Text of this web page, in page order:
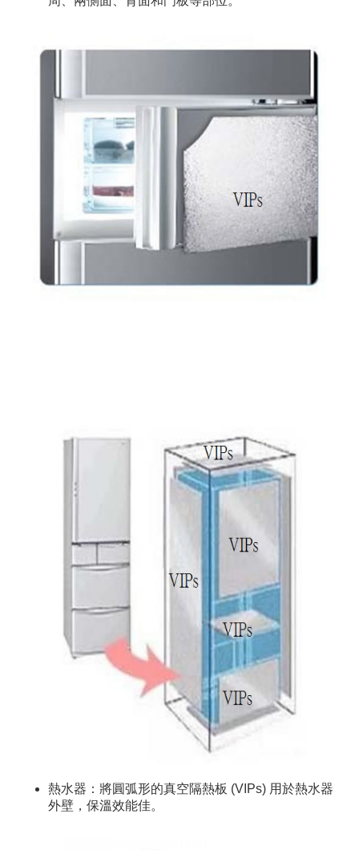
熱水器：將圓弧形的真空隔熱板 (VIPs) 用於熱水器
外壁，保溫效能佳。